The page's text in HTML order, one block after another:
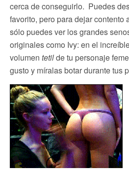
cerca de conseguirlo. Puedes
favorito, pero para dejar contento
sólo puedes ver los grandes
originales como Ivy: en el
volumen tetilde tu personaje
gusto y míralas botar durante tus